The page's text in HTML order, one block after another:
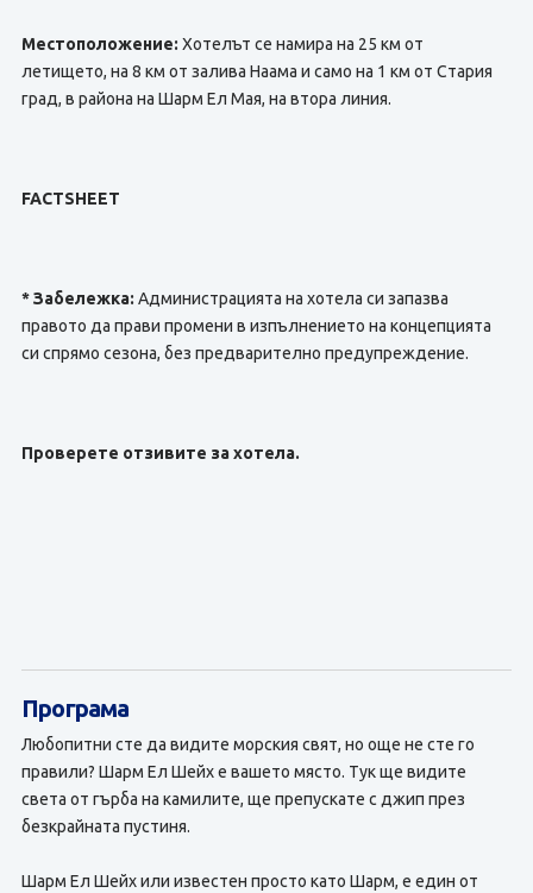
Местоположение: Хотелът се намира на 25 км от
летището, на 8 км от залива Наама и само на 1 км от Стария
град, в района на Шарм Ел Мая, на втора линия.
FACTSHEET
* Забележка: Администрацията на хотела си запазва
правото да прави промени в изпълнението на концепцията
си спрямо сезона, без предварително предупреждение.
Проверете отзивите за хотела.
Програма
Любопитни сте да видите морския свят, но още не сте го
правили? Шарм Ел Шейх е вашето място. Тук ще видите
света от гърба на камилите, ще препускате с джип през
безкрайната пустиня.
Шарм Ел Шейх или известен просто като Шарм, е един от